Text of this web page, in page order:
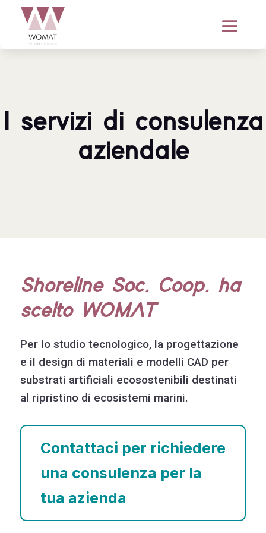
I servizi di consulenza
aziendale
Shoreline Soc. Coop. ha
scelto WOMAT
Per lo studio tecnologico, la progettazione
e il design di materiali e modelli CAD per
substrati artificiali ecosostenibili destinati
al ripristino di ecosistemi marini.
Contattaci per richiedere
una consulenza per la
tua azienda